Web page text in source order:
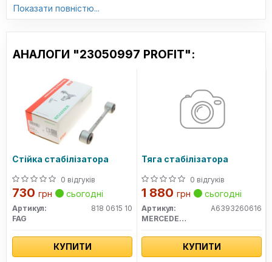
Показати повністю...
АНАЛОГИ "23050997 PROFIT":
Стійка стабілізатора
0 відгуків
730 грн сьогодні
Артикул:
818 0615 10
FAG
КУПИТИ
Тяга стабілізатора
0 відгуків
1 880 грн сьогодні
Артикул:
A6393260616
MERCEDES-BENZ
КУПИТИ